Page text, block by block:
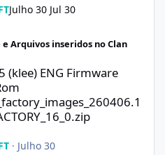
Julho 30 Jul 30
Engineering Rom
Arquivos inseridos no Clan
(klee) ENG Firmware
· Julho 30